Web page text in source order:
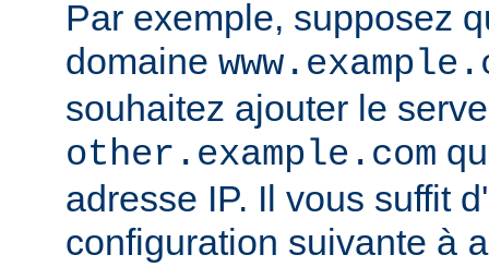
Par exemple, supposez
domaine
souhaitez ajouter le
other.example.com
adresse IP. Il vous suffit
configuration suivante à